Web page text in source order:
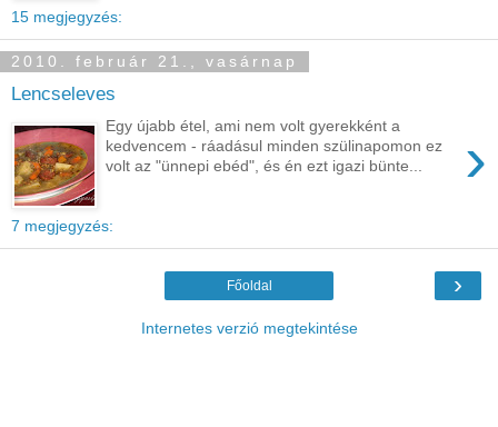
15 megjegyzés:
2010. február 21., vasárnap
Lencseleves
›
Egy újabb étel, ami nem volt gyerekként a
kedvencem - ráadásul minden szülinapomon ez
volt az "ünnepi ebéd", és én ezt igazi bünte...
7 megjegyzés:
›
Főoldal
Internetes verzió megtekintése